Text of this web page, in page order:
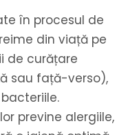
în procesul de
din viață pe
de curățare
sau față-verso),
previne alergiile,